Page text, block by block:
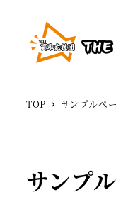
TOP サンプルペ
サンプ